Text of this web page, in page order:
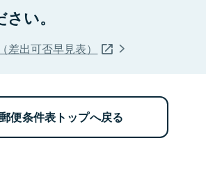
い。
出可否早見表）
便条件表トップへ戻る